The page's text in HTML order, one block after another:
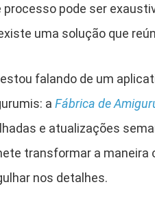
processo pode ser
uma solução que
falando de um
a Fábrica de
e atualizações
transformar a maneira
nos detalhes.